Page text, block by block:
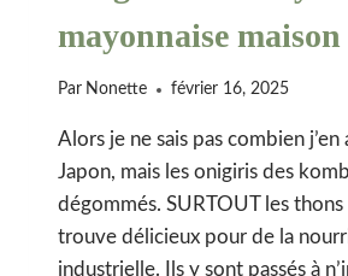
mayonnaise maison
Par Nonette février 16, 2025
Alors je ne sais pas combien j’en
Japon, mais les onigiris des
dégommés. SURTOUT les
trouve délicieux pour de la
industrielle. Ils y sont passés à